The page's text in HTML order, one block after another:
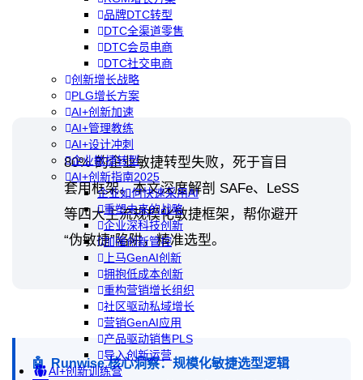
品牌DTC转型
DTC全渠道零售
DTC会员电商
DTC社交电商
创新增长战略
PLG增长方案
AI+创新加速
AI+管理教练
AI+设计冲刺
企业敏捷转型
AI+创新指南2025
企业如何快速采用AI
重塑未来的战略
企业深科技创新
加强创新管控
上马GenAI创新
拥抱低成本创新
重构营销增长组织
社区驱动私域增长
营销GenAI应用
产品驱动销售PLS
导入创新运营
AI+创新训练营
80% 的企业敏捷转型失败，死于盲目
套用框架。本文深度解剖 SAFe、LeSS
等四大主流规模化敏捷框架，帮你避开
“伪敏捷”陷阱，精准选型。
🤖 Runwise 核心洞察：规模化敏捷选型逻辑